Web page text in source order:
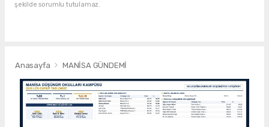
şekilde sorumlu tutulamaz.
Anasayfa MANİSA GÜNDEMİ